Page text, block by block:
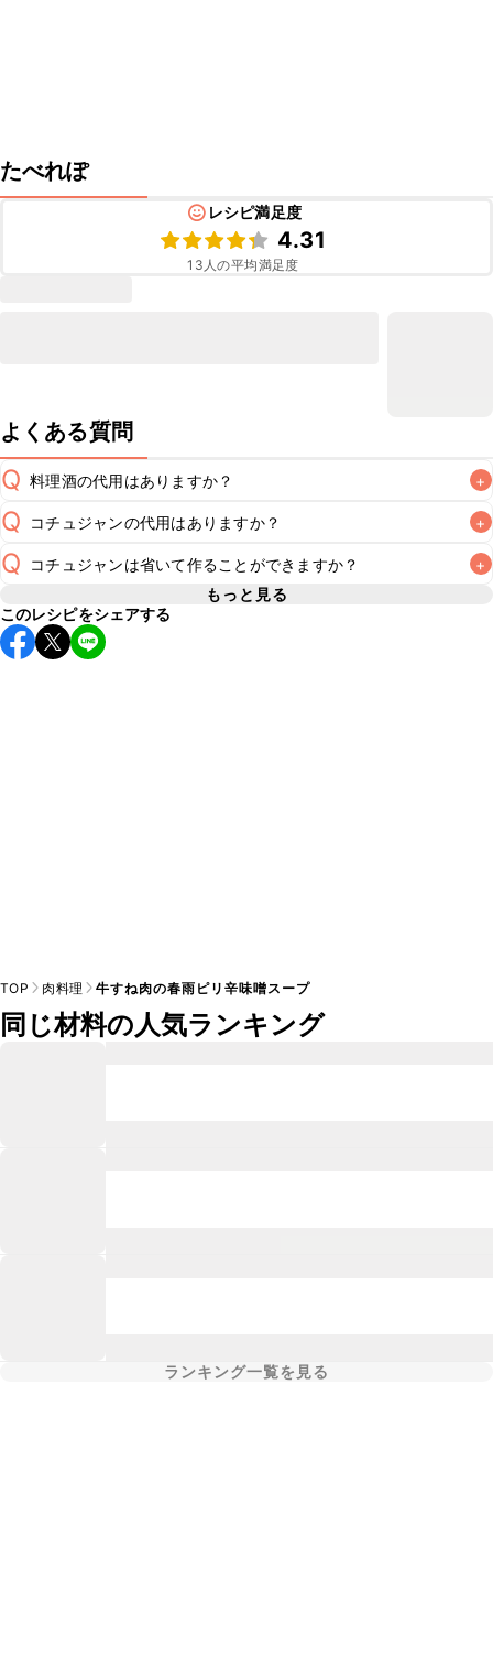
たべれぽ
レシピ満足度
4.31
13 人の平均満足度
よくある質問
Q 料理酒の代用はありますか？ +
A
Q コチュジャンの代用はありますか？ +
A
Q コチュジャンは省いて作ることができますか？ +
A
使用量が少ない場合は省いてもお作りいただけますが、メイ
ンの味付けとして使用している場合は省くと味がぼやける可
能性があるため、
もっと見る
このレシピをシェアする
TOP 肉料理 牛すね肉の春雨ピリ辛味噌スープ
同じ材料の人気ランキング
ランキング一覧を見る